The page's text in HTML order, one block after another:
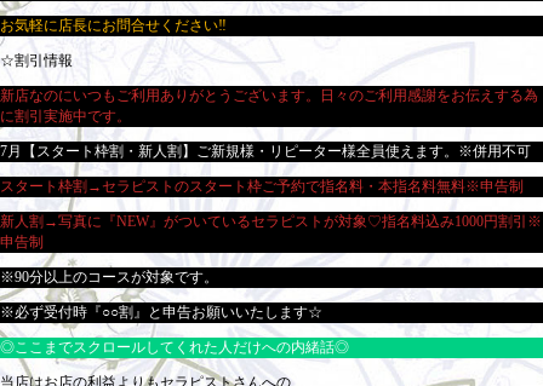
お気軽に店長にお問合せください‼
☆割引情報
新店なのにいつもご利用ありがとうございます。日々のご利用感謝をお伝えする為
に割引実施中です。
7月【スタート枠割・新人割】ご新規様・リピーター様全員使えます。※併用不可
スタート枠割→セラピストのスタート枠ご予約で指名料・本指名料無料※申告制
新人割→写真に『NEW』がついているセラピストが対象♡指名料込み1000円割引※
申告制
※90分以上のコースが対象です。
※必ず受付時『○○割』と申告お願いいたします☆
◎ここまでスクロールしてくれた人だけへの内緒話◎
当店はお店の利益よりもセラピストさんへの